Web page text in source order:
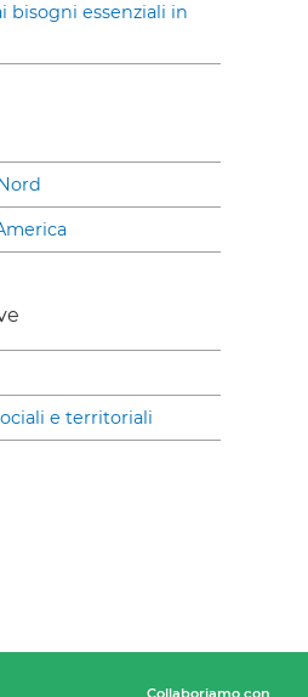
bisogni essenziali in
e territoriali
Collaboriamo con